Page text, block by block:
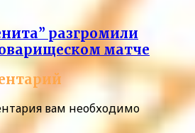
разгромили
матче
вам необходимо